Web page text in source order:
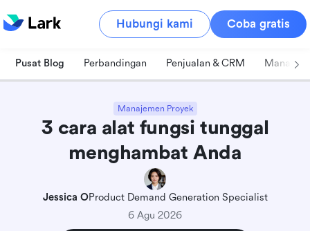
Hubungi kami Coba gratis
Pusat Blog Perbandingan Penjualan & CRM
Manajemen Proyek
3 cara alat fungsi tunggal
menghambat Anda
Jessica OProduct Demand Generation Specialist
6 Agu 2026